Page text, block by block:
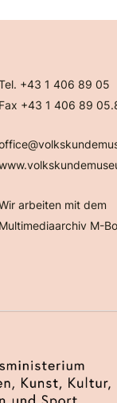
+43 1 406 89 05
Fax +43 1 406 89
arbeiten mit dem
Multimediaarchiv M-